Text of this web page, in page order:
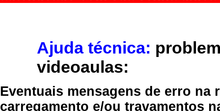
Ajuda técnica:
videoaulas:
Eventuais mensagens de erro
carregamento e/ou travamentos